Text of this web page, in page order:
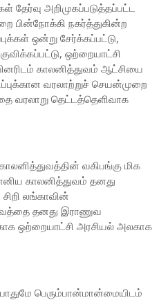
தேர்வு அறிமுகப்படுத்தப்பட்ட
பின்நோக்கி நகர்த்துகின்ற
ஒன்று சேர்க்கப்பட்டு,
ஒற்றையாட்சி
காலனித்துவம் ஆட்சியை
வரலாற்றுச் செயன்முறை
வரலாறு தெட்டத்தெளிவாக
வகிபங்கு மிக
காலனித்துவம் தனது
லங்காவின்
தனது இராணுவ
ஒற்றையாட்சி அரசியல் அலகாக
பெரும்பான்மான்மையிடம்